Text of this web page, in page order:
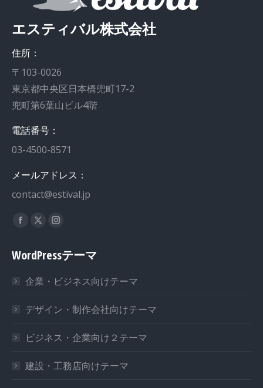
エスティバル株式会社
住所：
〒103-0026
東京都中央区日本橋兜町17-2
兜町第6葉山ビル4階
電話番号：
03-4500-8571
メールアドレス：
contact@estival.jp
私達を見つけてください：
WordPressテーマ
企業・ビジネス向けテーマ
デザイン・制作会社向けテーマ
ビジネス・企業向け２テーマ
建設・工務店向けテーマ